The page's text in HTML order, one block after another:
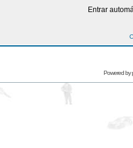
Entrar
Powered by